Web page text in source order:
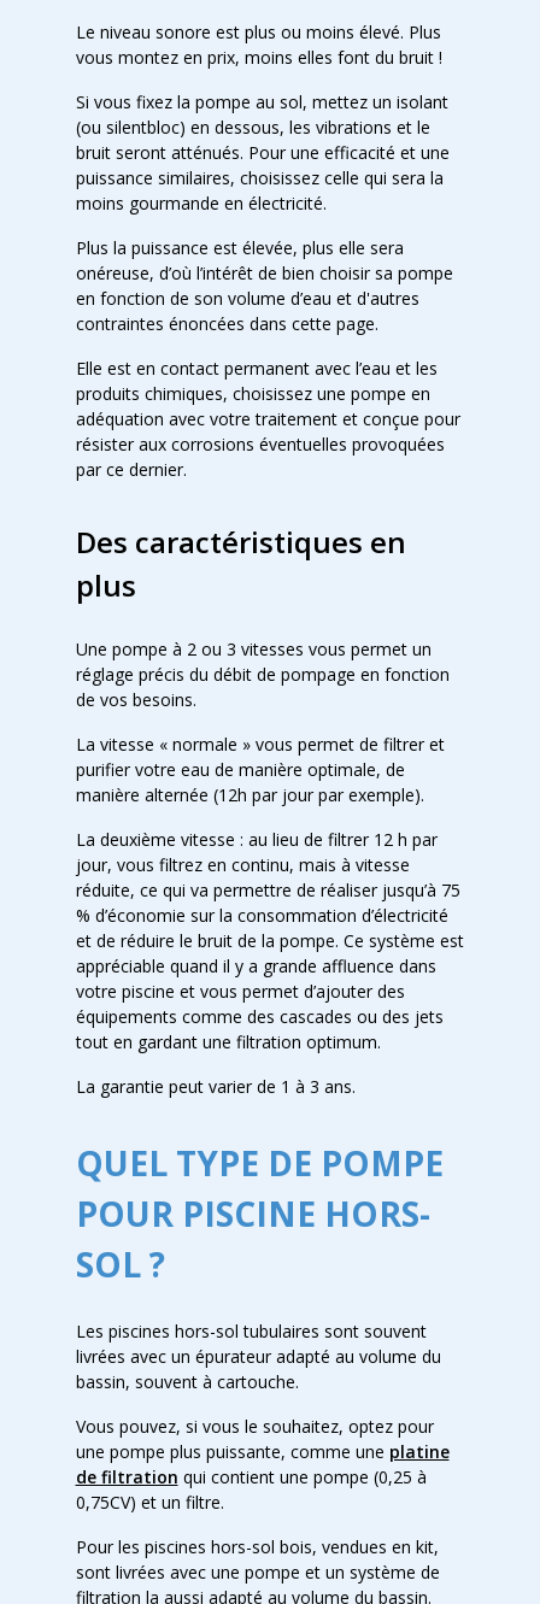
Le niveau sonore est plus ou moins élevé. Plus
vous montez en prix, moins elles font du bruit !
Si vous fixez la pompe au sol, mettez un isolant
(ou silentbloc) en dessous, les vibrations et le
bruit seront atténués. Pour une efficacité et une
puissance similaires, choisissez celle qui sera la
moins gourmande en électricité.
Plus la puissance est élevée, plus elle sera
onéreuse, d’où l’intérêt de bien choisir sa pompe
en fonction de son volume d’eau et d'autres
contraintes énoncées dans cette page.
Elle est en contact permanent avec l’eau et les
produits chimiques, choisissez une pompe en
adéquation avec votre traitement et conçue pour
résister aux corrosions éventuelles provoquées
par ce dernier.
Des caractéristiques en
plus
Une pompe à 2 ou 3 vitesses vous permet un
réglage précis du débit de pompage en fonction
de vos besoins.
La vitesse « normale » vous permet de filtrer et
purifier votre eau de manière optimale, de
manière alternée (12h par jour par exemple).
La deuxième vitesse : au lieu de filtrer 12 h par
jour, vous filtrez en continu, mais à vitesse
réduite, ce qui va permettre de réaliser jusqu’à 75
% d’économie sur la consommation d’électricité
et de réduire le bruit de la pompe. Ce système est
appréciable quand il y a grande affluence dans
votre piscine et vous permet d’ajouter des
équipements comme des cascades ou des jets
tout en gardant une filtration optimum.
La garantie peut varier de 1 à 3 ans.
QUEL TYPE DE POMPE
POUR PISCINE HORS-
SOL ?
Les piscines hors-sol tubulaires sont souvent
livrées avec un épurateur adapté au volume du
bassin, souvent à cartouche.
Vous pouvez, si vous le souhaitez, optez pour
une pompe plus puissante, comme une platine
de filtration qui contient une pompe (0,25 à
0,75CV) et un filtre.
Pour les piscines hors-sol bois, vendues en kit,
sont livrées avec une pompe et un système de
filtration la aussi adapté au volume du bassin.